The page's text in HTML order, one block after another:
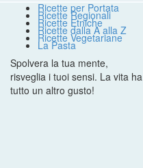
Ricette per Portata
Ricette Regionali
Ricette Etniche
Ricette dalla A alla Z
Ricette Vegetariane
La Pasta
Spolvera la tua mente,
risveglia i tuoi sensi. La vita ha
tutto un altro gusto!